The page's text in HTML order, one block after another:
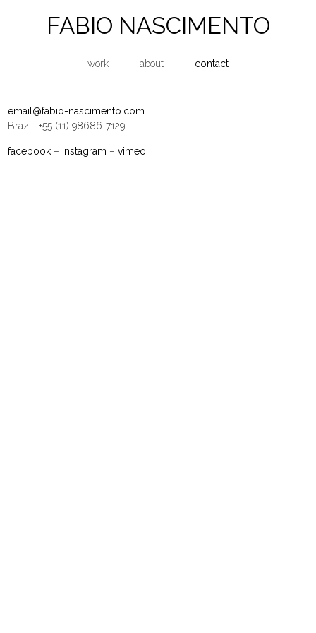
FABIO NASCIMENTO
work about contact
email@fabio-nascimento.com
Brazil: +55 (11) 98686-7129
facebook – instagram –vimeo